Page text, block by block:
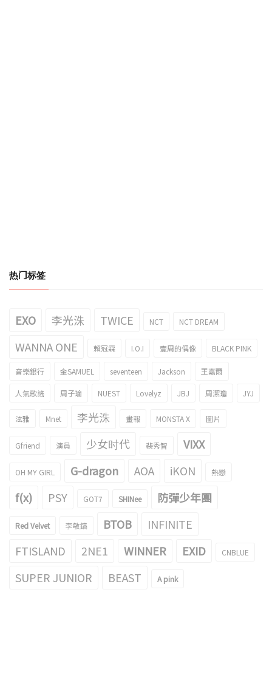
热门标签
EXO 李光洙 TWICE NCT NCT DREAM
WANNA ONE 賴冠霖 I.O.I 壹周的偶像 BLACK PINK
音樂銀行 金SAMUEL seventeen Jackson 王嘉爾
人氣歌謠 周子瑜 NUEST Lovelyz JBJ 周潔瓊 JYJ
泫雅 Mnet 李光洙 畫報 MONSTA X 圖片
Gfriend 演員 少女时代 裴秀智 VIXX
OH MY GIRL G-dragon AOA iKON 熱戀
f(x) PSY GOT7 SHINee 防彈少年團
Red Velvet 李敏鎬 BTOB
INFINITE
FTISLAND
2NE1 WINNER EXID CNBLUE
SUPER JUNIOR BEAST A pink